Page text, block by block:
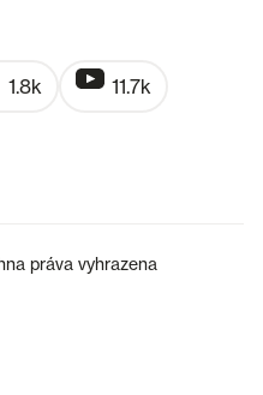
1.8k 11.7k
práva vyhrazena